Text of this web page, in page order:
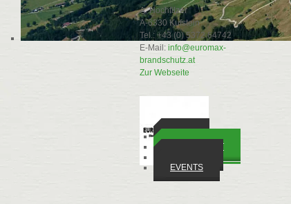
WIRTSCHAFT
EVENTS
A. Hochfilzer
A-6330 Kufstein
Tel.: +43 (0) 5372 64742
E-Mail: info@euromax-
brandschutz.at
Zur Webseite